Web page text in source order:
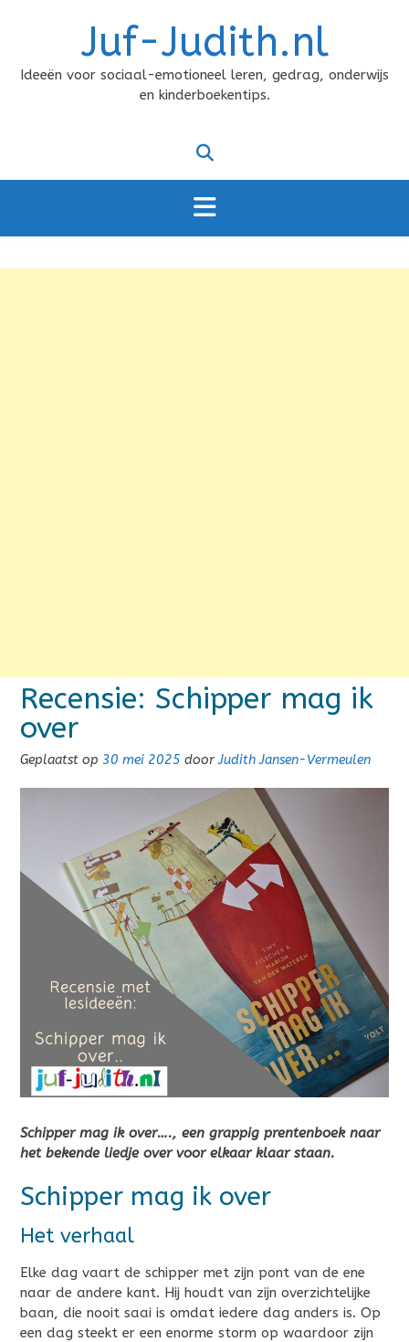
Juf-Judith.nl
Ideeën voor sociaal-emotioneel leren, gedrag, onderwijs
en kinderboekentips.
Recensie: Schipper mag ik
over
Geplaatst op 30 mei 2025 doorJudith Jansen-Vermeulen
Schipper mag ik over…., een grappig prentenboek naar
het bekende liedje over voor elkaar klaar staan.
Schipper mag ik over
Het verhaal
Elke dag vaart de schipper met zijn pont van de ene
naar de andere kant. Hij houdt van zijn overzichtelijke
baan, die nooit saai is omdat iedere dag anders is. Op
een dag steekt er een enorme storm op waardoor zijn